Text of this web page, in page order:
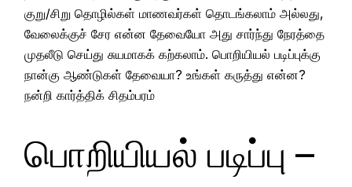
பொறியியல் படிப்பு –